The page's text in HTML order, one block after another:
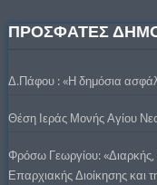
ΠΡΟΣΦΑΤΕΣ
Δ.Πάφου : «Η δημόσια
Θέση Ιεράς Μονής Αγίου
Φρόσω Γεωργίου: «Διαρκής,
Επαρχιακής Διοίκησης και